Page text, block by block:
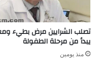
تصلب الشرايين مرض بطيء
يبدأ من مرحلة الطفولة
منذ يومين